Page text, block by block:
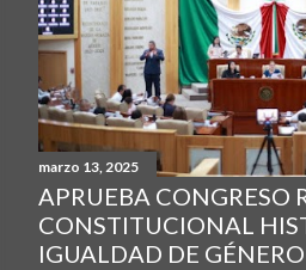
marzo 13, 2025
APRUEBA CONGRESO
CONSTITUCIONAL
IGUALDAD DE GÉNERO